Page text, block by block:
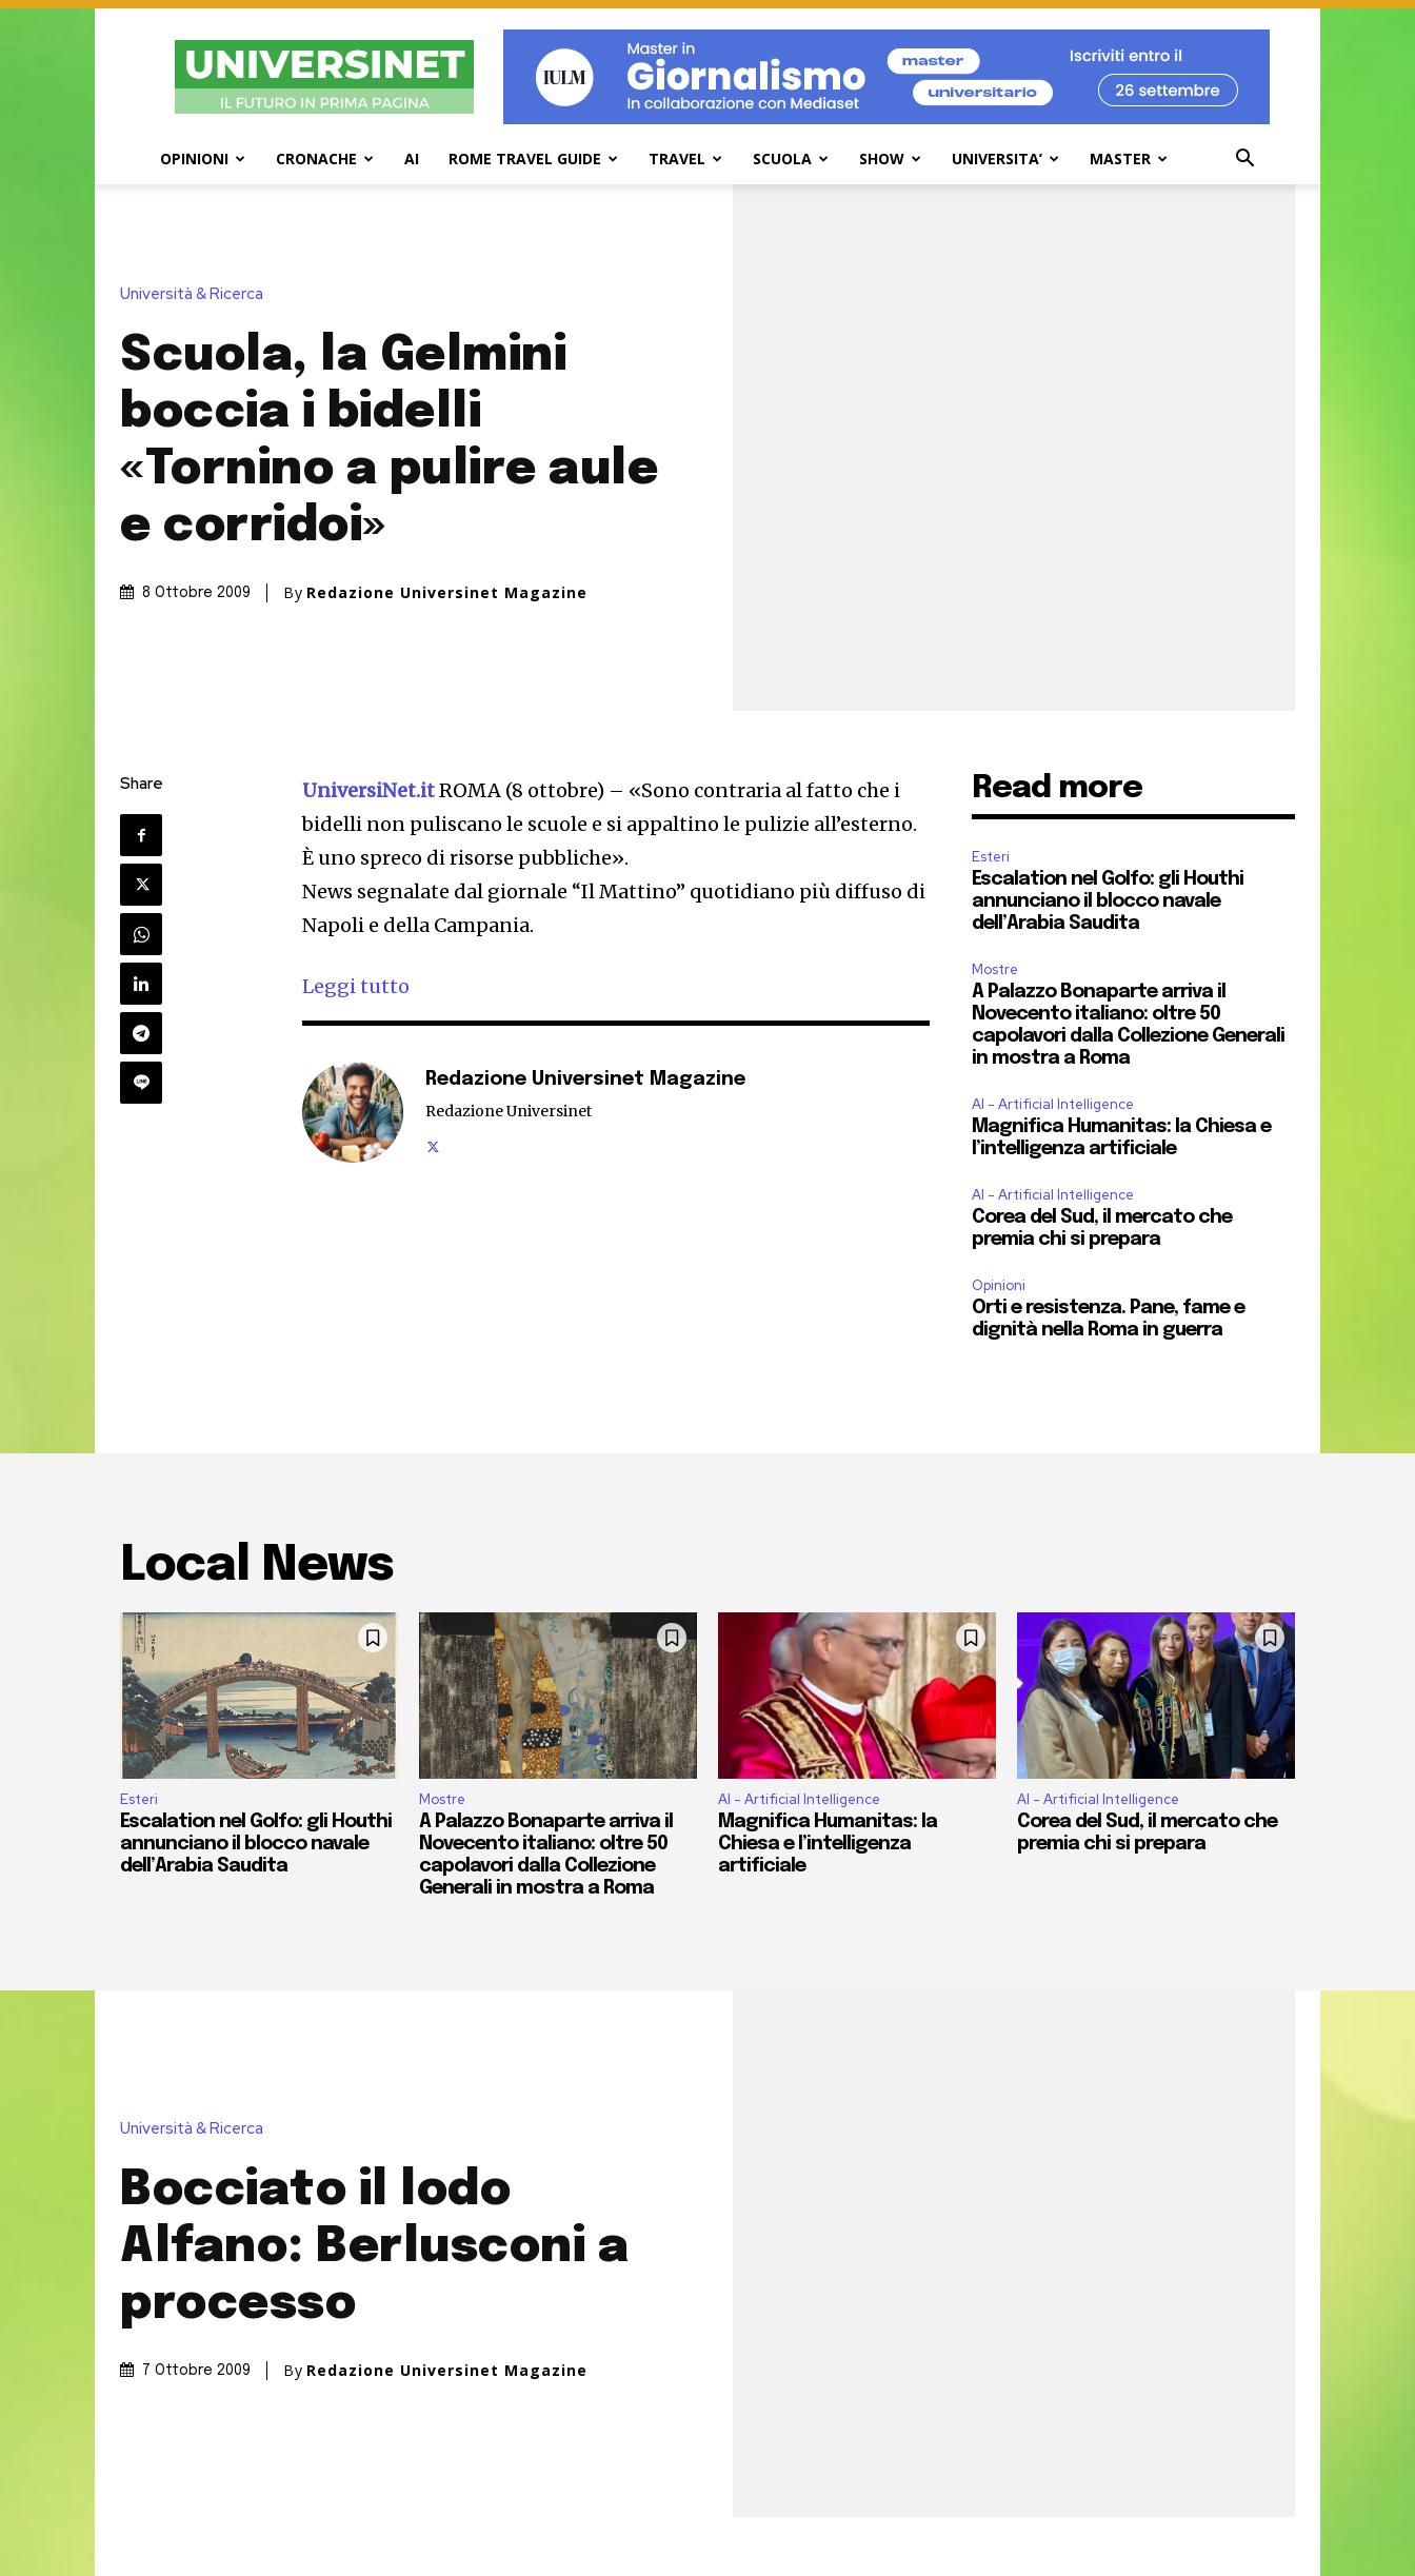
UniversiNet
Magazine
OPINIONI CRONACHE AI ROME TRAVEL GUIDE TRAVEL SCUOLA SHOW UNIVERSITA’ MASTER
Università & Ricerca
Scuola, la Gelmini
boccia i bidelli
«Tornino a pulire aule
e corridoi»
8 Ottobre 2009 By Redazione Universinet Magazine
Share UniversiNet.itROMA (8 ottobre) – «Sono contraria al fatto che i
bidelli non puliscano le scuole e si appaltino le pulizie all’esterno.
È uno spreco di risorse pubbliche».
News segnalate dal giornale “Il Mattino” quotidiano più diffuso di
Napoli e della Campania.
Leggi tutto
Redazione Universinet Magazine
Redazione Universinet
Read more
Esteri
Escalation nel Golfo: gli Houthi
annunciano il blocco navale
dell’Arabia Saudita
Mostre
A Palazzo Bonaparte arriva il
Novecento italiano: oltre 50
capolavori dalla Collezione Generali
in mostra a Roma
AI - Artificial Intelligence
Magnifica Humanitas: la Chiesa e
l’intelligenza artificiale
AI - Artificial Intelligence
Corea del Sud, il mercato che
premia chi si prepara
Opinioni
Orti e resistenza. Pane, fame e
dignità nella Roma in guerra
Local News
Esteri
Escalation nel Golfo: gli Houthi
annunciano il blocco navale
dell’Arabia Saudita
Mostre
A Palazzo Bonaparte arriva il
Novecento italiano: oltre 50
capolavori dalla Collezione
Generali in mostra a Roma
AI - Artificial Intelligence
Magnifica Humanitas: la
Chiesa e l’intelligenza
artificiale
AI - Artificial Intelligence
Corea del Sud, il mercato che
premia chi si prepara